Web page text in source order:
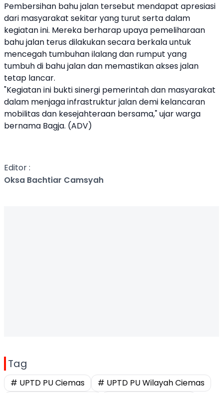
Pembersihan bahu jalan tersebut mendapat apresiasi
dari masyarakat sekitar yang turut serta dalam
kegiatan ini. Mereka berharap upaya pemeliharaan
bahu jalan terus dilakukan secara berkala untuk
mencegah tumbuhan ilalang dan rumput yang
tumbuh di bahu jalan dan memastikan akses jalan
tetap lancar.
"Kegiatan ini bukti sinergi pemerintah dan masyarakat
dalam menjaga infrastruktur jalan demi kelancaran
mobilitas dan kesejahteraan bersama," ujar warga
bernama Bagja. (ADV)
Editor :
Oksa Bachtiar Camsyah
Tag
# UPTD PU Ciemas # UPTD PU Wilayah Ciemas